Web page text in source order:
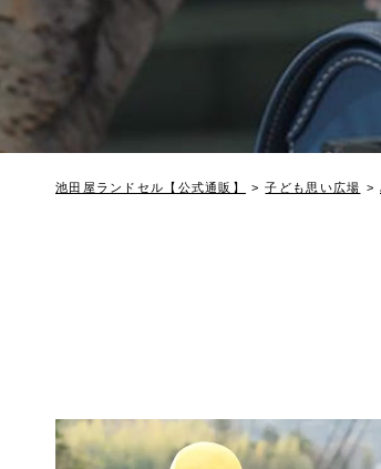
池田屋ランドセル【公式通販】 子ども思い広場